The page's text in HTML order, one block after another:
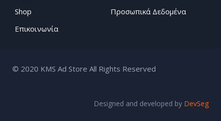
Shop
Επικοινωνία
Προσωπικά Δεδομένα
© 2020 KMS Ad Store All Rights Reserved
Designed and developed by DevSeg